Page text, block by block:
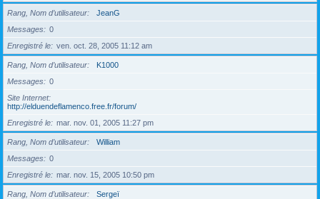
Rang, Nom d’utilisateur
JeanG
Messages
0
Enregistré le
ven. oct. 28, 2005 11:12 am
Rang, Nom d’utilisateur
K1000
Messages
0
Site Internet
http://elduendeflamenco.free.fr/forum/
Enregistré le
mar. nov. 01, 2005 11:27 pm
Rang, Nom d’utilisateur
William
Messages
0
Enregistré le
mar. nov. 15, 2005 10:50 pm
Rang, Nom d’utilisateur
Sergeï